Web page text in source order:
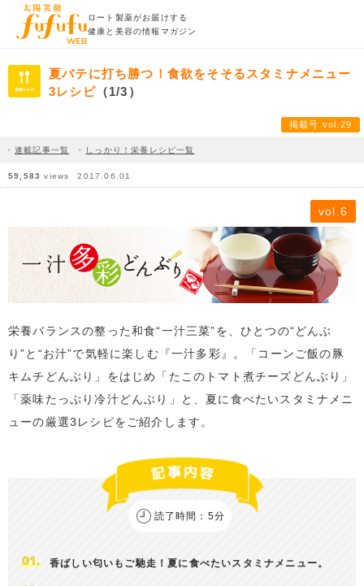
ロート製薬がお届けする
健康と美容の情報マガジン
夏バテに打ち勝つ！食欲をそそるスタミナメニュー
3レシピ（1/3）
掲載号 vol.29
連載記事一覧 しっかり！栄養レシピ一覧
59,583 views 2017.06.01
vol.6
栄養バランスの整った和食“一汁三菜”を、ひとつの“どんぶ
り”と“お汁”で気軽に楽しむ『一汁多彩』。「コーンご飯の豚
キムチどんぶり」をはじめ「たこのトマト煮チーズどんぶり」
「薬味たっぷり冷汁どんぶり」と、夏に食べたいスタミナメニ
ューの厳選3レシピをご紹介します。
香ばしい匂いもご馳走！夏に食べたいスタミナメニュー。
読了時間：5分